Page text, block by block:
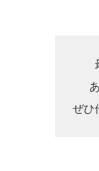
ぜひ